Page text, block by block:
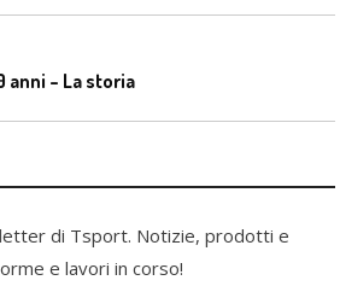
anni – La storia
di Tsport. Notizie, prodotti e
e lavori in corso!